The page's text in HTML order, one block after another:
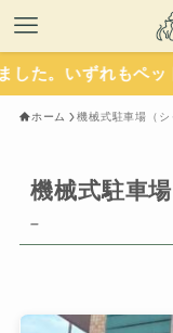
。いずれもペット
ホーム 機械式駐車場（シ
機械式駐車
–